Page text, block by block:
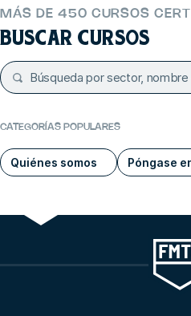
MÁS DE 450 CURSOS
BUSCAR CURSOS
CATEGORÍAS POPULARES
Quiénes somos Póngase